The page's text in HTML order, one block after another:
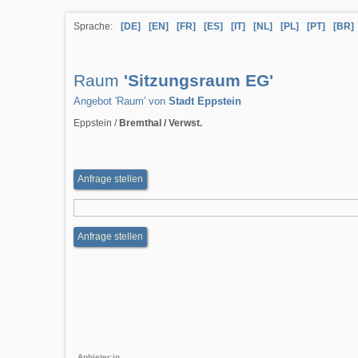
Sprache: [DE] [EN] [FR] [ES] [IT] [NL] [PL] [PT] [BR]
Raum 'Sitzungsraum EG'
Angebot 'Raum' von Stadt Eppstein
Eppstein / Bremthal / Verwst.
Anfrage stellen
Anfrage stellen